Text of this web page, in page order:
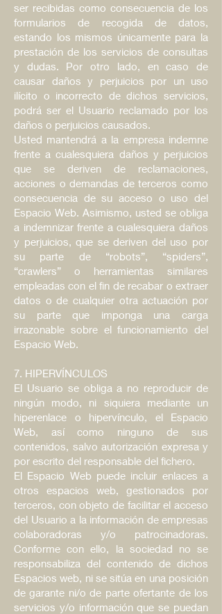
ser recibidas como consecuencia de los
formularios de recogida de datos,
estando los mismos únicamente para la
prestación de los servicios de consultas
y dudas. Por otro lado, en caso de
causar daños y perjuicios por un uso
ilícito o incorrecto de dichos servicios,
podrá ser el Usuario reclamado por los
daños o perjuicios causados.
Usted mantendrá a la empresa indemne
frente a cualesquiera daños y perjuicios
que se deriven de reclamaciones,
acciones o demandas de terceros como
consecuencia de su acceso o uso del
Espacio Web. Asimismo, usted se obliga
a indemnizar frente a cualesquiera daños
y perjuicios, que se deriven del uso por
su parte de “robots”, “spiders”,
“crawlers” o herramientas similares
empleadas con el fin de recabar o extraer
datos o de cualquier otra actuación por
su parte que imponga una carga
irrazonable sobre el funcionamiento del
Espacio Web.
7. HIPERVÍNCULOS
El Usuario se obliga a no reproducir de
ningún modo, ni siquiera mediante un
hiperenlace o hipervínculo, el Espacio
Web, así como ninguno de sus
contenidos, salvo autorización expresa y
por escrito del responsable del fichero.
El Espacio Web puede incluir enlaces a
otros espacios web, gestionados por
terceros, con objeto de facilitar el acceso
del Usuario a la información de empresas
colaboradoras y/o patrocinadoras.
Conforme con ello, la sociedad no se
responsabiliza del contenido de dichos
Espacios web, ni se sitúa en una posición
de garante ni/o de parte ofertante de los
servicios y/o información que se puedan